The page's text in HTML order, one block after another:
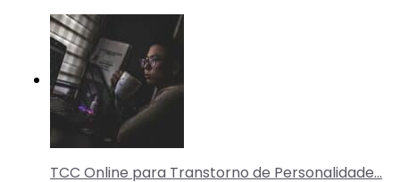
TCC Online para Transtorno de Personalidade…